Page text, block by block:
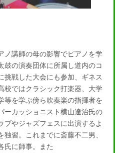
ノ講師の母の影響でピアノを学
鼓の演奏団体に所属し道内のコ
挑戦した大会にも参加、ギネス
校ではクラシック打楽器、大学
等を学ぶ傍ら吹奏楽の指揮者を
ーカッショニスト横山達治氏の
ブやジャズフェスに出演するよ
独習。これまでに斎藤不二男、
氏に師事。また